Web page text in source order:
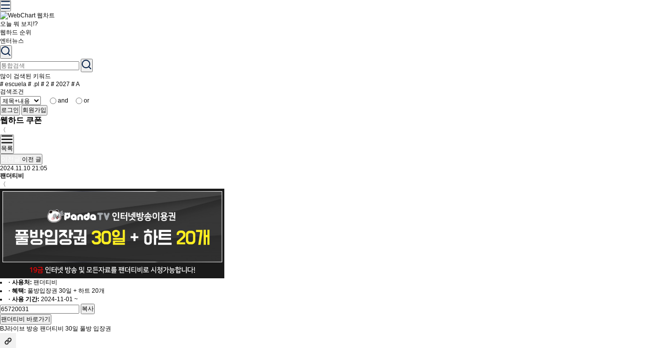
오늘 뭐 보지!?
웹하드 순위
엔터뉴스
많이 검색된 키워드
# escuela # .pl # 2 # 2027 #A
검색조건
and
or
로그인
회원가입
웹하드 쿠폰
〈
목록
이전 글
2024.11.10 21:05
팬더티비
〈
· 사용처: 팬더티비
· 혜택: 풀방입장권 30일 + 하트 20개
· 사용 기간: 2024-11-01 ~
복사
팬더티비 바로가기
BJ라이브 방송 팬더티비 30일 풀방 입장권